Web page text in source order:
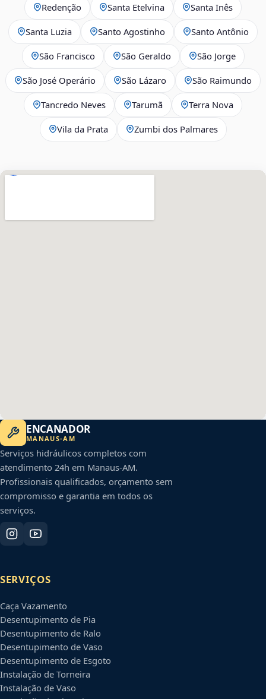
Redenção Santa Etelvina Santa Inês
Santa Luzia Santo Agostinho Santo Antônio
São Francisco São Geraldo São Jorge
São José Operário São Lázaro São Raimundo
Tancredo Neves Tarumã Terra Nova
Vila da Prata Zumbi dos Palmares
ENCANADOR
MANAUS-AM
Serviços hidráulicos completos com
atendimento 24h em Manaus-AM.
Profissionais qualificados, orçamento sem
compromisso e garantia em todos os
serviços.
SERVIÇOS
Caça Vazamento
Desentupimento de Pia
Desentupimento de Ralo
Desentupimento de Vaso
Desentupimento de Esgoto
Instalação de Torneira
Instalação de Vaso